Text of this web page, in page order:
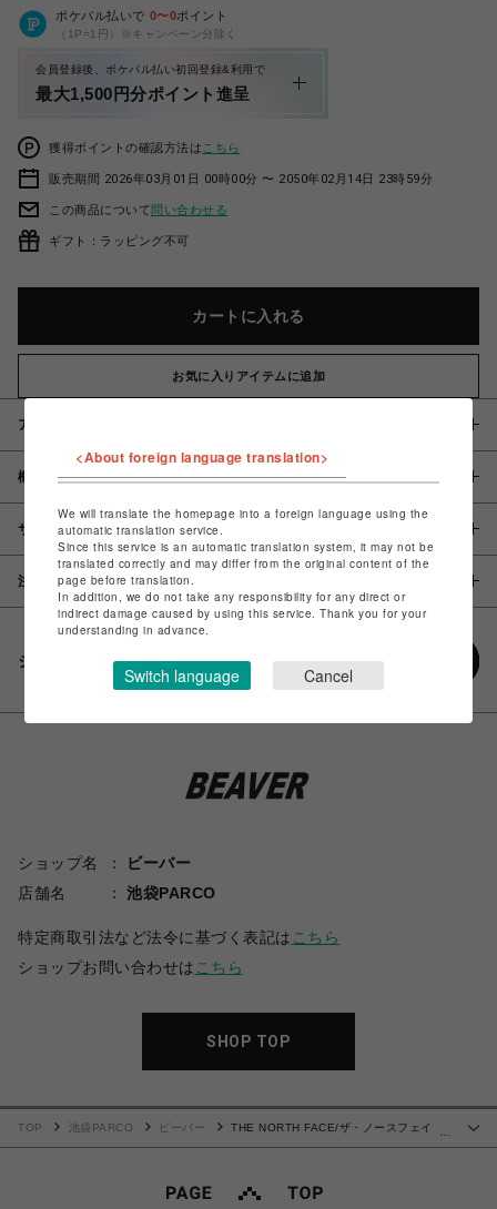
ポケパル払いで 0〜0ポイント
（1P=1円）※キャンペーン分除く
会員登録後、ポケパル払い初回登録&利用で
最大1,500円分ポイント進呈
獲得ポイントの確認方法は こちら
販売期間 2026年03月01日 00時00分 〜 2050年02月14日 23時59分
この商品について問い合わせる
ギフト：ラッピング不可
カートに入れる
お気に入りアイテムに追加
アイテム説明 / 素材
概要
サイズ
注意事項
シェアする
ショップ名
ビーバー
店舗名
池袋PARCO
特定商取引法など法令に基づく表記は こちら
ショップお問い合わせは こちら
SHOP TOP
TOP 池袋PARCO ビーバー
THE NORTH FACE/ザ・ノースフェイ
<About foreign language translation>
We will translate the homepage into a foreign language using the
automatic translation service.
Since this service is an automatic translation system, it may not be
translated correctly and may differ from the original content of the
page before translation.
In addition, we do not take any responsibility for any direct or
indirect damage caused by using this service. Thank you for your
understanding in advance.
Switch language Cancel